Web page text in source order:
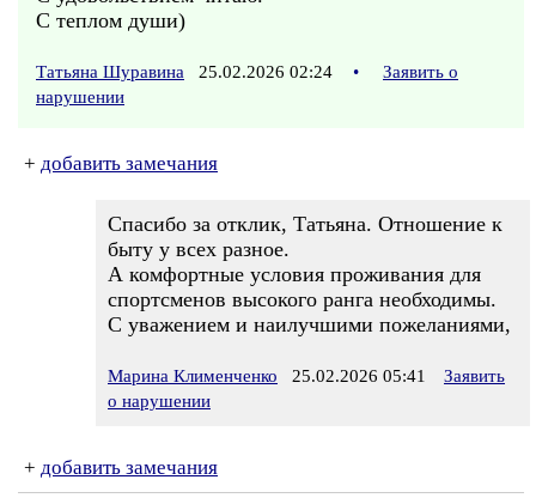
С теплом души)
Татьяна Шуравина 25.02.2026 02:24 •
Заявить о
нарушении
+ добавить замечания
Спасибо за отклик, Татьяна. Отношение к
быту у всех разное.
А комфортные условия проживания для
спортсменов высокого ранга необходимы.
С уважением и наилучшими пожеланиями,
Марина Клименченко 25.02.2026 05:41
Заявить
о нарушении
+ добавить замечания